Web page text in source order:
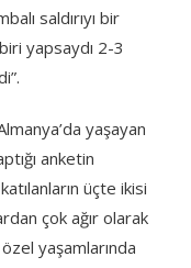
saldırıyı bir
yapsaydı 2-3
yaşayan
anketin
üçte ikisi
çok ağır olarak
yaşamlarında